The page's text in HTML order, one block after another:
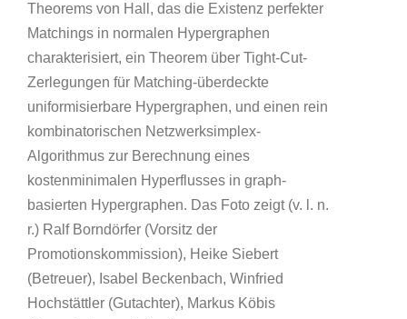
Theorems von Hall, das die Existenz perfekter
Matchings in normalen Hypergraphen
charakterisiert, ein Theorem über Tight-Cut-
Zerlegungen für Matching-überdeckte
uniformisierbare Hypergraphen, und einen rein
kombinatorischen Netzwerksimplex-
Algorithmus zur Berechnung eines
kostenminimalen Hyperflusses in graph-
basierten Hypergraphen. Das Foto zeigt (v. l. n.
r.) Ralf Borndörfer (Vorsitz der
Promotionskommission), Heike Siebert
(Betreuer), Isabel Beckenbach, Winfried
Hochstättler (Gutachter), Markus Köbis